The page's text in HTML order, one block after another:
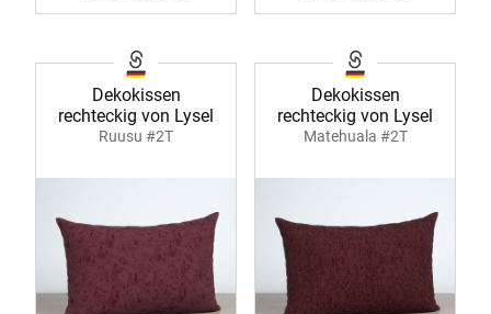
Dekokissen
rechteckig von Lysel
Ruusu #2T
Dekokissen
rechteckig von Lysel
Matehuala #2T